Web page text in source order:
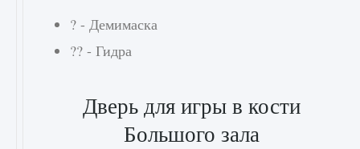
? - Демимаска
?? - Гидра
Дверь для игры в кости
Большого зала